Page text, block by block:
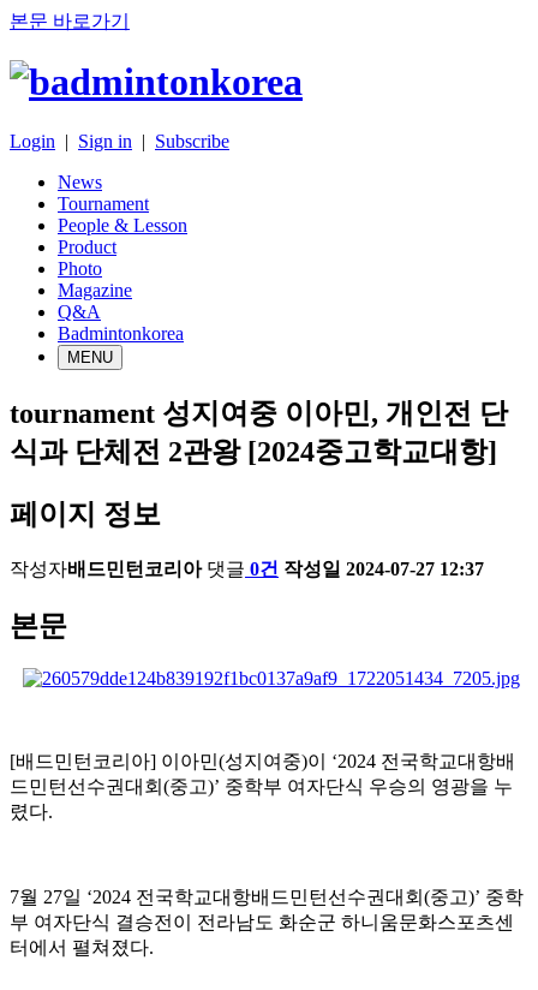
본문 바로가기
Login | Sign in | Subscribe
News
Tournament
People & Lesson
Product
Photo
Magazine
Q&A
Badmintonkorea
MENU
tournament 성지여중 이아민, 개인전 단
식과 단체전 2관왕 [2024중고학교대항]
페이지 정보
작성자배드민턴코리아 댓글 0건 작성일 2024-07-27 12:37
본문
[배드민턴코리아] 이아민(성지여중)이 ‘2024 전국학교대항배
드민턴선수권대회 (중고)’ 중학부 여자단식 우승의 영광을 누
렸다.
7월 27일 ‘2024 전국학교대항배드민턴선수권대회 (중고)’ 중학
부 여자단식 결승전이 전라남도 화순군 하니움문화스포츠센
터에서 펼쳐졌다.